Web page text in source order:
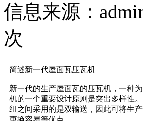
信息来源：
次
简述新一代屋面瓦压瓦机
新一代的生产屋面瓦的压瓦机，一种
机的一个重要设计原则是突出多样性
组之间采用的是双输送，因此可将生
更换容易等优点